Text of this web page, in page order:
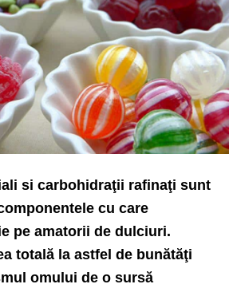
si carbohidraţii rafinaţi sunt
cu care
pe amatorii de dulciuri.
totală la astfel de bunătăţi
omului de o sursă